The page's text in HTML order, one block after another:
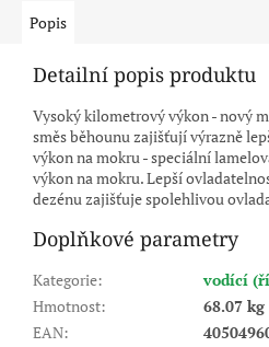
Popis
Detailní popis produktu
Vysoký kilometrový výkon - nový
směs běhounu zajišťují výrazně
výkon na mokru - speciální
výkon na mokru. Lepší
dezénu zajišťuje spolehlivou
Doplňkové parametry
Kategorie:
vodící
Hmotnost:
68.07 kg
EAN: